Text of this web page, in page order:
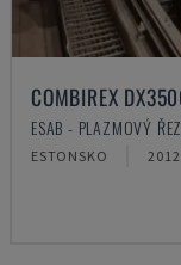
COMBIREX
ESAB - PLAZMOVÝ
ESTONSKO 2012